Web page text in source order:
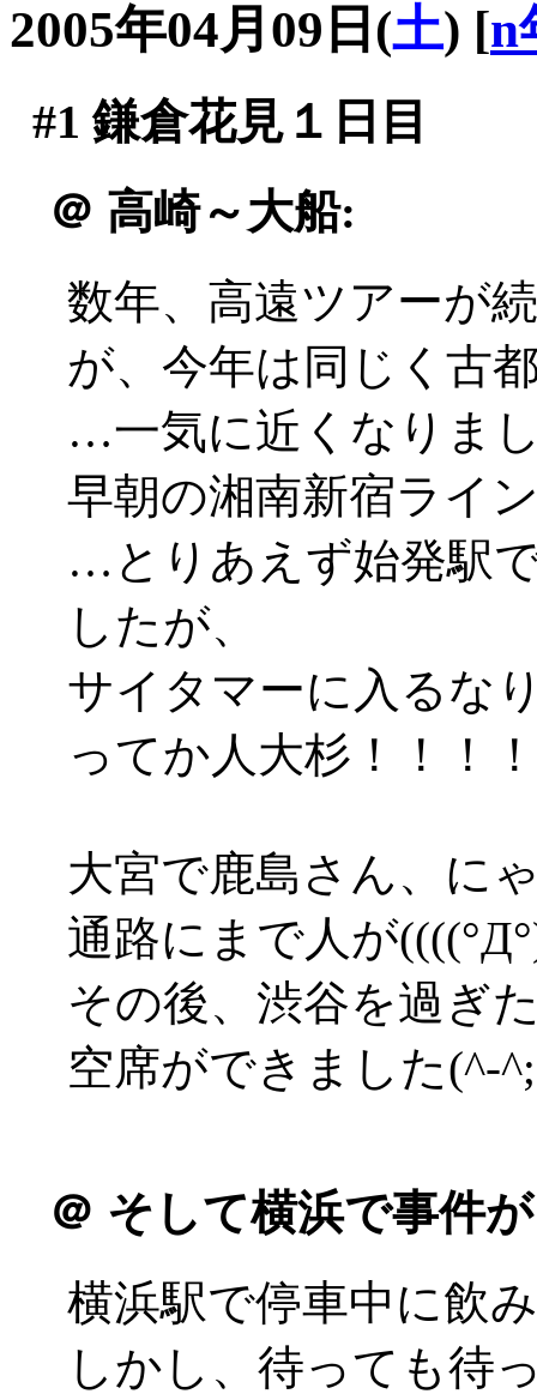
2005年04月09日(土) [n
#1 鎌倉花見１日目
＠ 高崎～大船:
数年、高遠ツアーが
が、今年は同じく古
…一気に近くなりま
早朝の湘南新宿ライ
…とりあえず始発駅
したが、
サイタマーに入るな
ってか人大杉！！！！
大宮で鹿島さん、に
通路にまで人が
その後、渋谷を過ぎ
空席ができました(^-
＠ そして横浜で事件
横浜駅で停車中に飲
しかし、待っても待